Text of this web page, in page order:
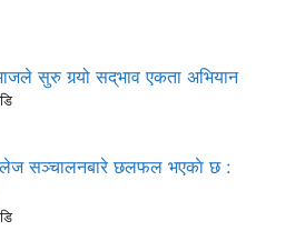
सुरु गर्‍यो सद्‌भाव एकता अभियान
सञ्चालनबारे छलफल भएकाे छ :